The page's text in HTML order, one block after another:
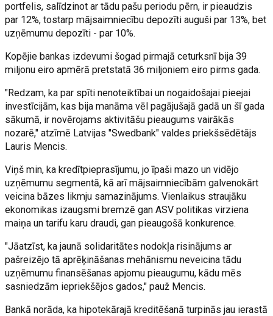
portfelis, salīdzinot ar tādu pašu periodu pērn, ir pieaudzis
par 12%, tostarp mājsaimniecību depozīti auguši par 13%, bet
uzņēmumu depozīti - par 10%.
Kopējie bankas izdevumi šogad pirmajā ceturksnī bija 39
miljonu eiro apmērā pretstatā 36 miljoniem eiro pirms gada.
"Redzam, ka par spīti nenoteiktībai un nogaidošajai pieejai
investīcijām, kas bija manāma vēl pagājušajā gadā un šī gada
sākumā, ir novērojams aktivitāšu pieaugums vairākās
nozarē," atzīmē Latvijas "Swedbank" valdes priekšsēdētājs
Lauris Mencis.
Viņš min, ka kredītpieprasījumu, jo īpaši mazo un vidējo
uzņēmumu segmentā, kā arī mājsaimniecībām galvenokārt
veicina bāzes likmju samazinājums. Vienlaikus straujāku
ekonomikas izaugsmi bremzē gan ASV politikas virziena
maiņa un tarifu karu draudi, gan pieaugošā konkurence.
"Jāatzīst, ka jaunā solidaritātes nodokļa risinājums ar
pašreizējo tā aprēķināšanas mehānismu neveicina tādu
uzņēmumu finansēšanas apjomu pieaugumu, kādu mēs
sasniedzām iepriekšējos gados," pauž Mencis.
Bankā norāda, ka hipotekārajā kreditēšanā turpinās jau ierastā